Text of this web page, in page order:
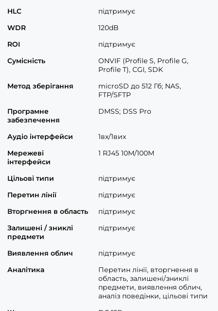
HLC
підтримує
WDR
120dB
ROI
підтримує
Сумісність
ONVIF (Profile S, Profile G,
Profile T), CGI, SDK
Метод зберігання
microSD до 512 Гб; NAS,
FTP/SFTP
Програмне
забезпечення
DMSS; DSS Pro
Аудіо інтерфейси
1вх/1вих
Мережеві
інтерфейси
1 RJ45 10M/100M
Цільові типи
підтримує
Перетин лінії
підтримує
Вторгнення в область
підтримує
Залишені / зниклі
предмети
підтримує
Виявлення облич
підтримує
Аналітика
Перетин лінії, вторгнення в
область, залишені/зниклі
предмети, виявлення облич,
аналіз поведінки, цільові типи